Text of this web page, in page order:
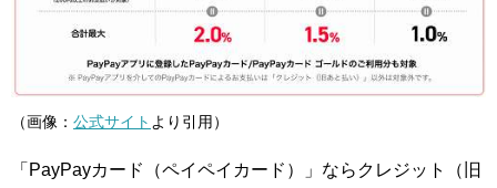
（画像： 公式サイト より引用）
「PayPayカード（ペイペイカード）」ならクレジット（旧